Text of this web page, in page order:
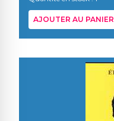
AJOUTER AU PANIER